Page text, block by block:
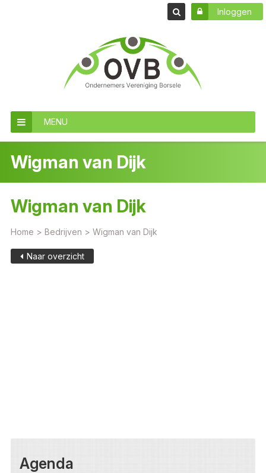
Inloggen
MENU
Wigman van Dijk
Wigman van Dijk
Home > Bedrijven > Wigman van Dijk
Naar overzicht
Agenda